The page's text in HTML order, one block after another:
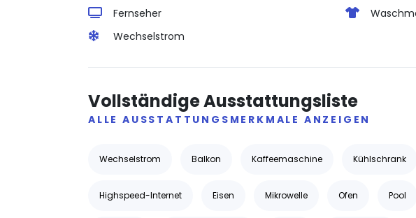
Fernseher
Wechselstrom
Vollständige Ausstattungsliste
ALLE AUSSTATTUNGSMERKMALE ANZEIGEN
Wechselstrom Balkon Kaffeemaschine Kühlschrank
Highspeed-Internet Eisen Mikrowelle Ofen Pool